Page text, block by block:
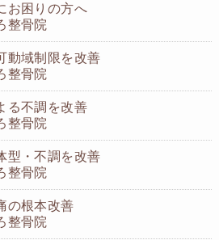
お困りの方へ
整骨院
動域制限を改善
整骨院
る不調を改善
整骨院
型・不調を改善
整骨院
の根本改善
整骨院